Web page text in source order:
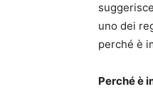
uno dei
perché è
Perché è